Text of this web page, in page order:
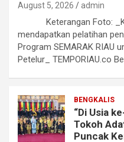
August 5, 2026 admin
Keterangan Foto:
mendapatkan pelatihan
Program SEMARAK RIAU
Petelur_ TEMPORIAU.co
BENGKALIS
“Di Usia
Tokoh
Puncak